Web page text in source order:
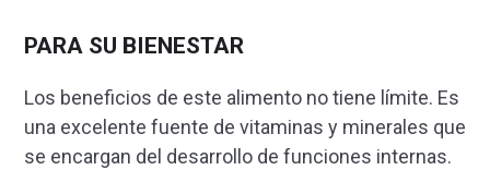
PARA SU BIENESTAR
Los beneficios de este alimento no tiene límite. Es
una excelente fuente de vitaminas y minerales que
se encargan del desarrollo de funciones internas.